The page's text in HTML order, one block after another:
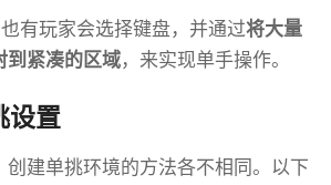
也有玩家会选择键盘，并通过将大量
到紧凑的区域，来实现单手操作。
设置
创建单挑环境的方法各不相同。以下